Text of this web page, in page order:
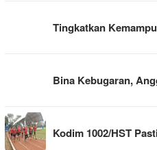
Tingkatkan
Bina Kebugaran,
Kodim 1002/HST